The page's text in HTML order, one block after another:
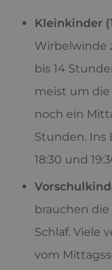
Kleinkinder
Wirbelwinde
bis 14
meist um die
noch ein
Stunden. Ins
18:30 und
brauchen die
Schlaf. Viele
vom